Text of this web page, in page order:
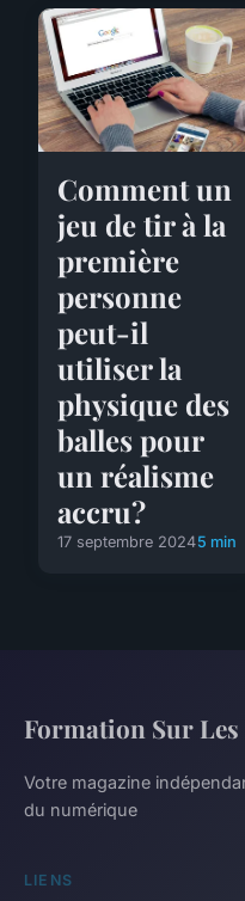
Comment un
jeu de tir à la
première
personne
peut-il
utiliser la
physique des
balles pour
un réalisme
accru?
17 septembre 20245 min
Formation Sur
Votre magazine
du numérique
LIENS